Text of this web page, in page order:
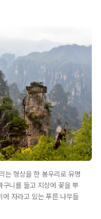
는 형상을 한 봉우리로 유명
니를 들고 지상에 꽃을 뿌
에 자라고 있는 푸른 나무들